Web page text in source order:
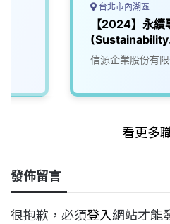
台北市內湖區
【2024】永續
(Sustainability
Coordinator)
信源企業股份有
看更多
發佈留言
很抱歉，必須登入網站才能